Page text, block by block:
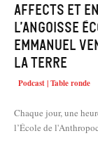
Affects et
l’angoisse
Emmanuel
la Terre
Podcast | Table ronde
Chaque jour, une
l’École de